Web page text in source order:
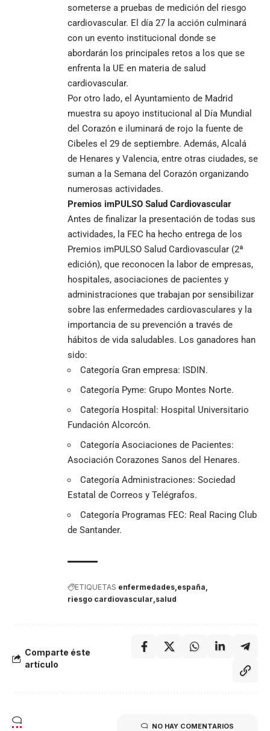
someterse a pruebas de medición del riesgo
cardiovascular. El día 27 la acción culminará
con un evento institucional donde se
abordarán los principales retos a los que se
enfrenta la UE en materia de salud
cardiovascular.
Por otro lado, el Ayuntamiento de Madrid
muestra su apoyo institucional al Día Mundial
del Corazón e iluminará de rojo la fuente de
Cibeles el 29 de septiembre. Además, Alcalá
de Henares y Valencia, entre otras ciudades, se
suman a la Semana del Corazón organizando
numerosas actividades.
Premios imPULSO Salud Cardiovascular
Antes de finalizar la presentación de todas sus
actividades, la FEC ha hecho entrega de los
Premios imPULSO Salud Cardiovascular (2ª
edición), que reconocen la labor de empresas,
hospitales, asociaciones de pacientes y
administraciones que trabajan por sensibilizar
sobre las enfermedades cardiovasculares y la
importancia de su prevención a través de
hábitos de vida saludables. Los ganadores han
sido:
Categoría Gran empresa: ISDIN.
Categoría Pyme: Grupo Montes Norte.
Categoría Hospital: Hospital Universitario
Fundación Alcorcón.
Categoría Asociaciones de Pacientes:
Asociación Corazones Sanos del Henares.
Categoría Administraciones: Sociedad
Estatal de Correos y Telégrafos.
Categoría Programas FEC: Real Racing Club
de Santander.
ETIQUETAS enfermedades españa
riesgo cardiovascular salud
Comparte éste
artículo
NO HAY COMENTARIOS